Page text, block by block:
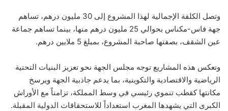
وتصل الكلفة الإجمالية لهذا المشروع إلى 30 مليون درهم، تساهم
جهة فاس-مكناس بحوالي 25 مليون درهم منها، بينما تساهم جماعة
عين الشقف، بصفتها صاحبة المشروع، بمبلغ 5 ملايين درهم.
وتعكس هذه المشاريع توجه مجلس الجهة نحو تعزيز البنيات التحتية
الرياضية والاقتصادية والتكوينية، بما يدعم جاذبية الجهة ويرسخ
مكانتها كقطب تنموي رئيسي في وسط المملكة، تزامناً مع الأوراش
الكبرى التي يشهدها المغرب استعداداً للاستحقاقات الدولية المقبلة.